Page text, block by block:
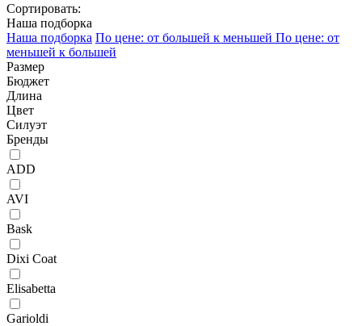
Сортировать:
Наша подборка
Наша подборка По цене: от большей к меньшей По цене: от
меньшей к большей
Размер
Бюджет
Длина
Цвет
Силуэт
Бренды
ADD
AVI
Bask
Dixi Coat
Elisabetta
Garioldi